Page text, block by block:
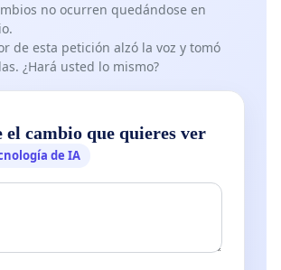
no ocurren quedándose en
de esta petición alzó la voz y tomó
¿Hará usted lo mismo?
el cambio que quieres ver
de IA